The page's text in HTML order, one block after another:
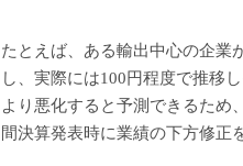
たとえば、ある輸出中心の企業
し、実際には100円程度で推移
より悪化すると予測できるため
間決算発表時に業績の下方修正